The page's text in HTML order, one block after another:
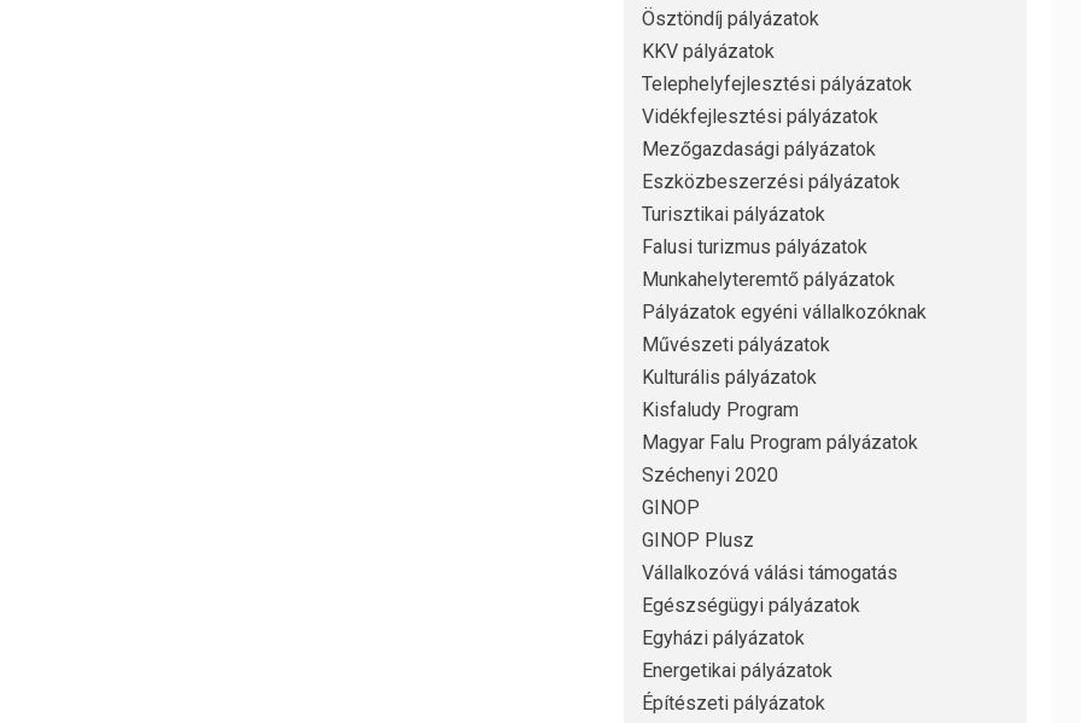
Ösztöndíj pályázatok
KKV pályázatok
Telephelyfejlesztési pályázatok
Vidékfejlesztési pályázatok
Mezőgazdasági pályázatok
Eszközbeszerzési pályázatok
Turisztikai pályázatok
Falusi turizmus pályázatok
Munkahelyteremtő pályázatok
Pályázatok egyéni vállalkozóknak
Művészeti pályázatok
Kulturális pályázatok
Kisfaludy Program
Magyar Falu Program pályázatok
Széchenyi 2020
GINOP
GINOP Plusz
Vállalkozóvá válási támogatás
Egészségügyi pályázatok
Egyházi pályázatok
Energetikai pályázatok
Építészeti pályázatok